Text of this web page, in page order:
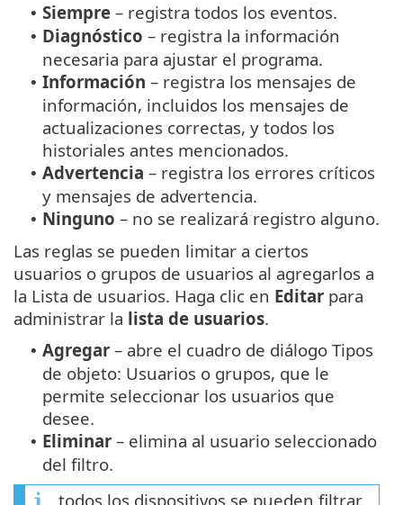
• Siempre – registra todos los eventos.
• Diagnóstico – registra la información
necesaria para ajustar el programa.
• Información – registra los mensajes de
información, incluidos los mensajes de
actualizaciones correctas, y todos los
historiales antes mencionados.
• Advertencia – registra los errores críticos
y mensajes de advertencia.
• Ninguno – no se realizará registro alguno.
Las reglas se pueden limitar a ciertos
usuarios o grupos de usuarios al agregarlos a
la Lista de usuarios. Haga clic en Editar para
administrar la lista de usuarios.
• Agregar – abre el cuadro de diálogo Tipos
de objeto: Usuarios o grupos, que le
permite seleccionar los usuarios que
desee.
• Eliminar – elimina al usuario seleccionado
del filtro.
todos los dispositivos se pueden filtrar